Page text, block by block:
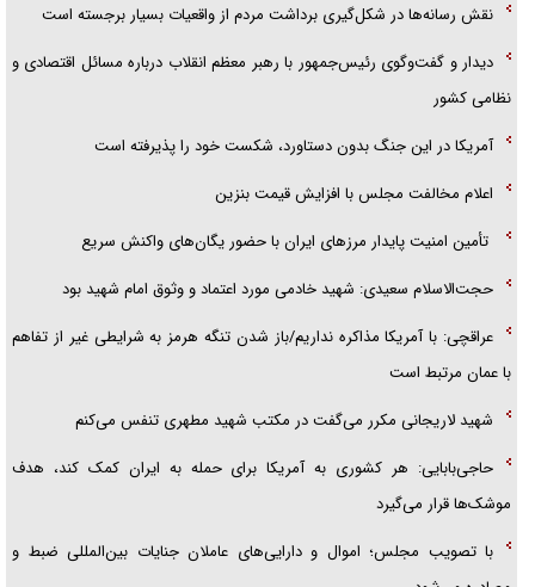
نقش رسانه‌ها در شکل‌گیری برداشت مردم از واقعیات بسیار برجسته است
دیدار و گفت‌وگوی رئیس‌جمهور با رهبر معظم انقلاب درباره مسائل اقتصادی و
نظامی کشور
آمریکا در این جنگ بدون دستاورد، شکست خود را پذیرفته است
اعلام مخالفت مجلس با افزایش قیمت بنزین
تأمین امنیت پایدار مرزهای ایران با حضور یگان‌های واکنش سریع
حجت‌الاسلام سعیدی: شهید خادمی مورد اعتماد و وثوق امام شهید بود
عراقچی: با آمریکا مذاکره نداریم/باز شدن تنگه هرمز به شرایطی غیر از تفاهم
با عمان مرتبط است
شهید لاریجانی مکرر می‌گفت در مکتب شهید مطهری تنفس می‌کنم
حاجی‌بابایی: هر کشوری به آمریکا برای حمله به ایران کمک کند، هدف
موشک‌ها قرار می‌گیرد
با تصویب مجلس؛ اموال و دارایی‌های عاملان جنایات بین‌المللی ضبط و